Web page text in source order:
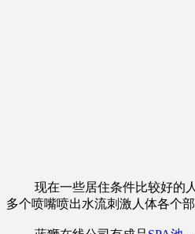
现在一些居住条件比较好的人
多个喷嘴喷出水流刺激人体各个